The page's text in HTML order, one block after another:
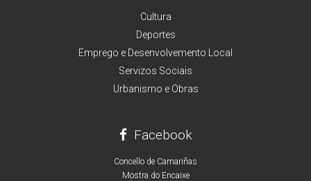
Cultura
Deportes
Emprego e Desenvolvemento Local
Servizos Sociais
Urbanismo e Obras
Facebook
Concello de Camariñas
Mostra do Encaixe